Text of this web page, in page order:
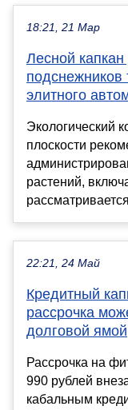
18:21, 21 Мар
Лесной
подснежников
элитного
Экологический
плоскости
растений,
22:21, 24 Май
Кредитный
рассрочка
долговой ямой
Рассрочка на
990 рублей
кабальным